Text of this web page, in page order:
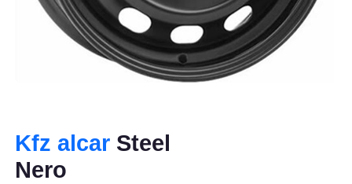
Kfz alcar Steel
Nero